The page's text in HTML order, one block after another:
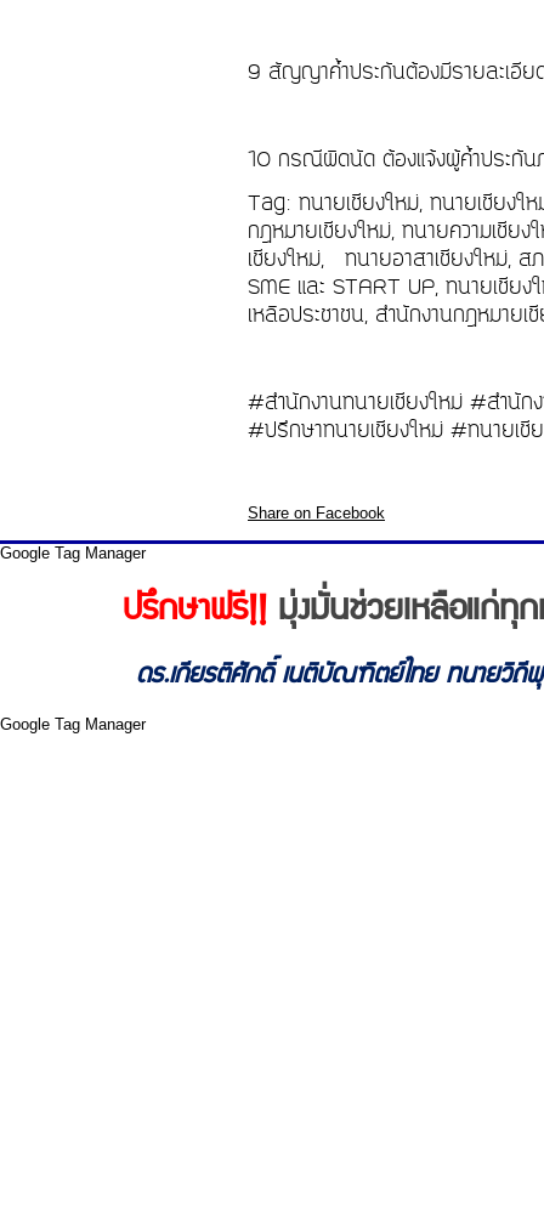
9 สัญญาค้ำประกันต้องมีรายละเอีย
10 กรณีผิดนัด ต้องแจ้งผู้ค้ำประกัน
Tag: ทนายเชียงใหม่, ทนายเชียงใ
กฎหมายเชียงใหม่, ทนายความเชีย
เชียงใหม่, ทนายอาสาเชียงใหม่, ส
SME และ START UP, ทนายเชีย
เหลือประชาชน, สำนักงานกฎหมาย
#สำนักงานทนายเชียงใหม่ #สำนัก
#ปรึกษาทนายเชียงใหม่ #ทนายเชี
Share on Facebook
Google Tag Manager
ปรึกษาฟรี!! มุ่งมั่นช่วยเหลือแก่ทุ
ดร.เกียรติศักดิ์ เนติบัณฑิตย์ไทย ทนายวิถีพุ
Google Tag Manager